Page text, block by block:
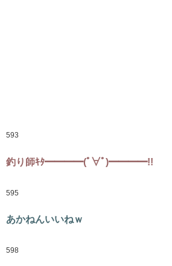
593
釣り師ｷﾀ━━━━(ﾟ∀ﾟ)━━━━!!
595
あかねんいいねｗ
598